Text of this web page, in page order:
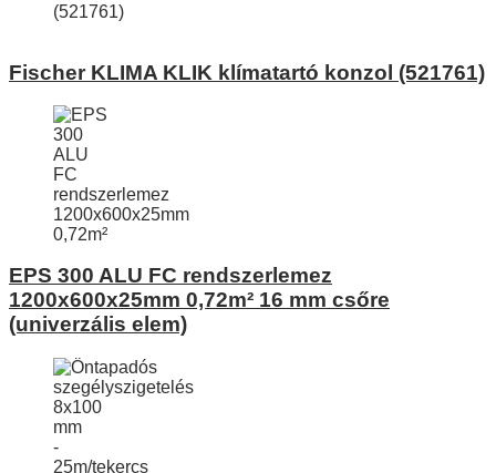
Fischer KLIMA KLIK klímatartó konzol (521761)
EPS 300 ALU FC rendszerlemez
1200x600x25mm 0,72m² 16 mm csőre
(univerzális elem)